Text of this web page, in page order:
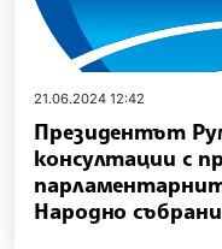
21.06.2024 12:42
Президентът
консултации с
Народно